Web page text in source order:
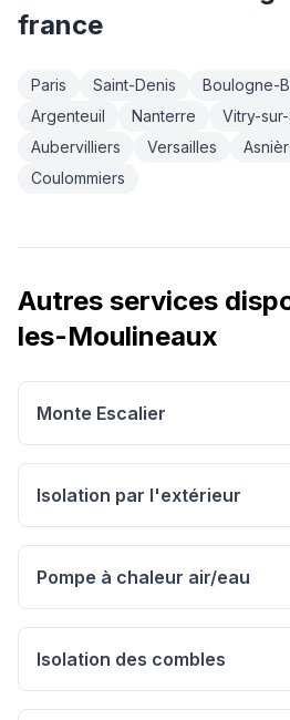
france
Paris Saint-Denis Boulogne-
Argenteuil
Nanterre Vitry-
Aubervilliers
Versailles
Coulommiers
Autres services
les-Moulineaux
Monte Escalier
Isolation par l'extérieur
Pompe à chaleur air/eau
Isolation des combles